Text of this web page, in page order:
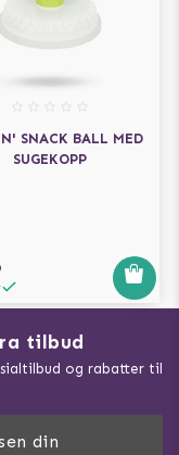
SNACK BALL MED
SUGEKOPP
tilbud
og rabatter til